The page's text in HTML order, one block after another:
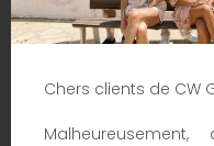
Chers clients de CW